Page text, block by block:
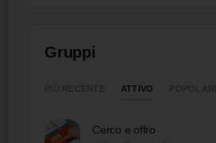
Gruppi
ATTIVO
Cerco e offro